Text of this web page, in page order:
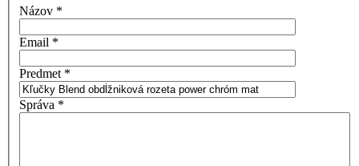
Názov *
Email *
Predmet *
Správa *